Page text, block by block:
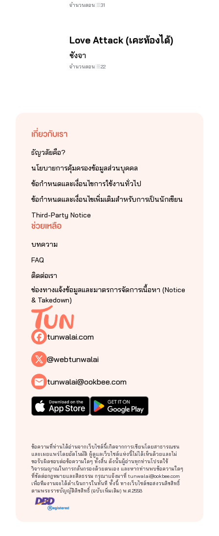
จำนวนตอน 31
Love Attack (เคะท้องได้)
ซังจา
จำนวนตอน 22
เกี่ยวกับเรา
ธัญวลัยคือ?
นโยบายการคุ้มครองข้อมูลส่วนบุคคล
ข้อกำหนดและเงื่อนไขการใช้งานทั่วไป
ข้อกำหนดและเงื่อนไขเพิ่มเติมสำหรับการเป็นนักเขียน
Third-Party Notice
ช่วยเหลือ
บทความ
FAQ
ติดต่อเรา
ช่องทางแจ้งข้อมูลและมาตรการจัดการเนื้อหา (Notice
& Takedown)
tunwalai.com
@webtunwalai
tunwalai@ookbee.com
ข้อความที่ท่านได้อ่านจากเว็บไซต์นี้เกิดจากการเขียนโดยสาธารณชน
และเผยแพร่โดยอัตโนมัติ ผู้ดูแลเว็บไซต์แห่งนี้ไม่ได้เห็นด้วยและไม่
ขอรับผิดชอบต่อข้อความใดๆ ทั้งสิ้น ดังนั้นผู้อ่านทุกท่านโปรดใช้
วิจารณญาณในการกลั่นกรองด้วยตนเอง และหากท่านพบข้อความใดๆ
ที่ขัดต่อกฎหมายและศีลธรรม กรุณาแจ้งมาที่ tunwalai@ookbee.com
เพื่อทีมงานจะได้ดำเนินการในทันที ทั้งนี้ ทางเว็บไซต์ขอสงวนลิขสิทธิ์
ตามพระราชบัญญัติลิขสิทธิ์ (ฉบับเพิ่มเติม) พ.ศ.2558